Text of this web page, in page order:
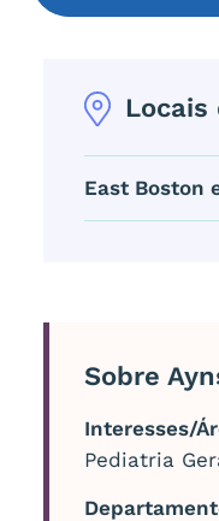
Locais
East Boston
Sobre
Interesses/
Pediatria